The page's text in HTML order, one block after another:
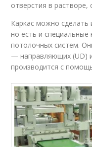
отверстия в
Каркас можно
но есть и
потолочных систем.
— направляющих (UD)
производится с